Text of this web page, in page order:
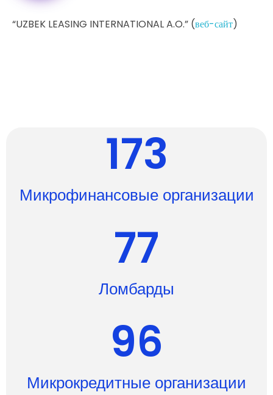
“UZBEK LEASING INTERNATIONAL A.O.” (веб-сайт)
Микрофинансовые организации
173
Ломбарды
77
Микрокредитные организации
96